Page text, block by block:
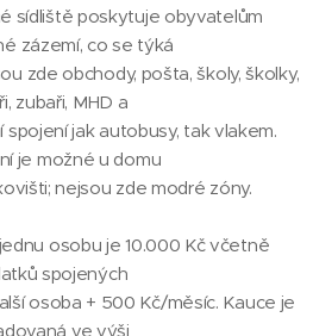
sídliště poskytuje obyvatelům
zázemí, co se týká
zde obchody, pošta, školy, školky,
zubaři, MHD a
jak autobusy, tak vlakem.
je možné u domu
nejsou zde modré zóny.
osobu je 10.000 Kč včetně
spojených
osoba + 500 Kč/měsíc. Kauce je
ve výši